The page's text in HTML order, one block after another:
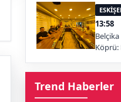
13:58
Köprü:
Trend Haberler